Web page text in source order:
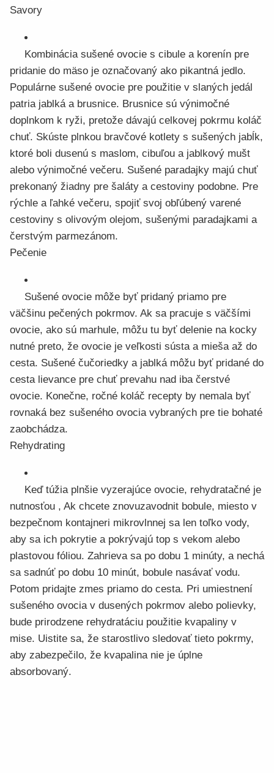
Savory
Kombinácia sušené ovocie s cibule a korenín pre
pridanie do mäso je označovaný ako pikantná jedlo.
Populárne sušené ovocie pre použitie v slaných jedál
patria jablká a brusnice. Brusnice sú výnimočné
doplnkom k ryži, pretože dávajú celkovej pokrmu koláč
chuť. Skúste plnkou bravčové kotlety s sušených jabĺk,
ktoré boli dusenú s maslom, cibuľou a jablkový mušt
alebo výnimočné večeru. Sušené paradajky majú chuť
prekonaný žiadny pre šaláty a cestoviny podobne. Pre
rýchle a ľahké večeru, spojiť svoj obľúbený varené
cestoviny s olivovým olejom, sušenými paradajkami a
čerstvým parmezánom.
Pečenie
Sušené ovocie môže byť pridaný priamo pre
väčšinu pečených pokrmov. Ak sa pracuje s väčšími
ovocie, ako sú marhule, môžu tu byť delenie na kocky
nutné preto, že ovocie je veľkosti sústa a mieša až do
cesta. Sušené čučoriedky a jablká môžu byť pridané do
cesta lievance pre chuť prevahu nad iba čerstvé
ovocie. Konečne, ročné koláč recepty by nemala byť
rovnaká bez sušeného ovocia vybraných pre tie bohaté
zaobchádza.
Rehydrating
Keď túžia plnšie vyzerajúce ovocie, rehydratačné je
nutnosťou , Ak chcete znovuzavodnit bobule, miesto v
bezpečnom kontajneri mikrovlnnej sa len toľko vody,
aby sa ich pokrytie a pokrývajú top s vekom alebo
plastovou fóliou. Zahrieva sa po dobu 1 minúty, a nechá
sa sadnúť po dobu 10 minút, bobule nasávať vodu.
Potom pridajte zmes priamo do cesta. Pri umiestnení
sušeného ovocia v dusených pokrmov alebo polievky,
bude prirodzene rehydratáciu použitie kvapaliny v
mise. Uistite sa, že starostlivo sledovať tieto pokrmy,
aby zabezpečilo, že kvapalina nie je úplne
absorbovaný.